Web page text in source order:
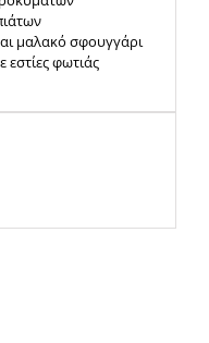
μαλακό σφουγγάρι
εστίες φωτιάς